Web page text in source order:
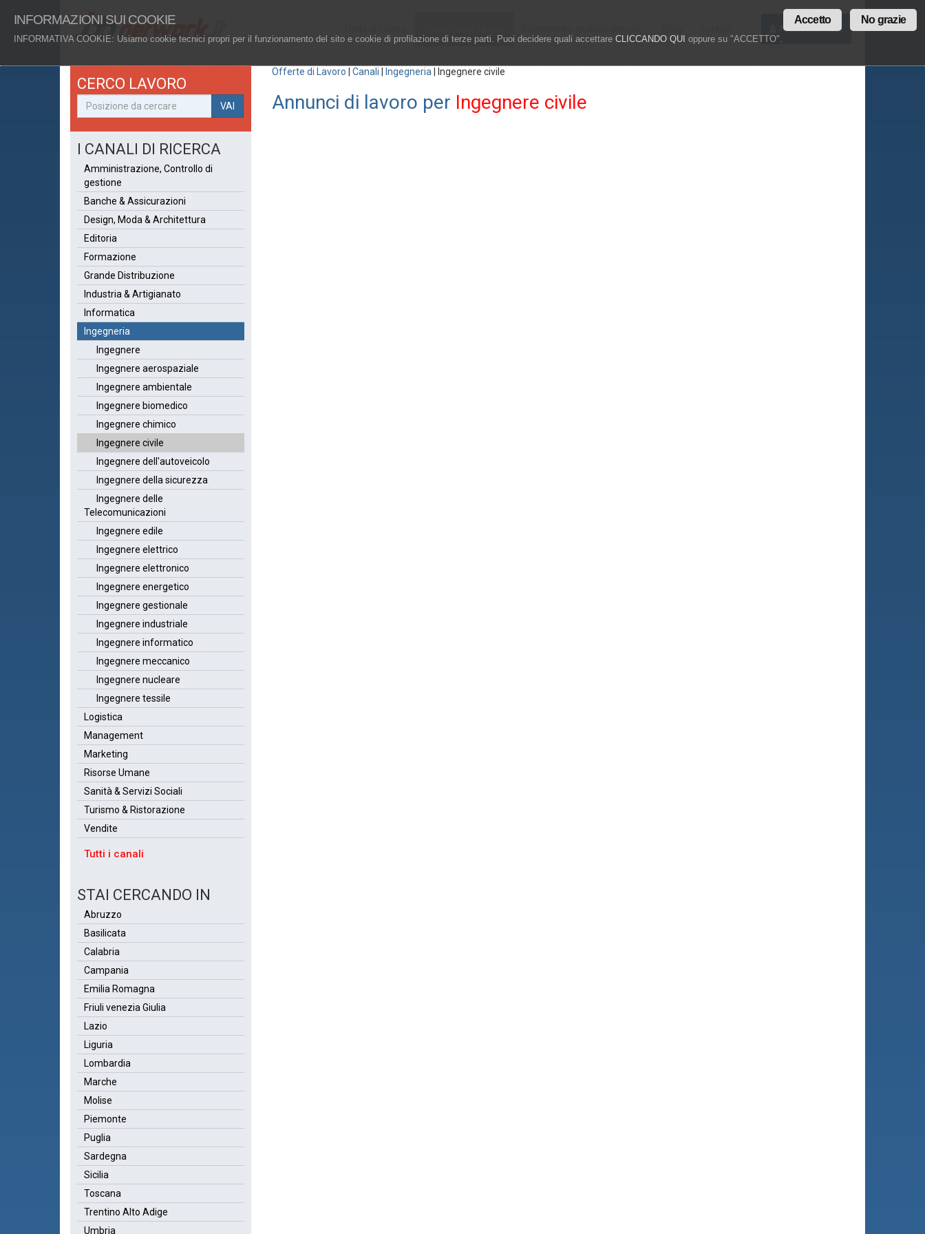
Area Riservata
Offerte di Lavoro Canali Ingegneria Ingegnere civile
Annunci di lavoro per Ingegnere civile
CERCO LAVORO
VAI
I CANALI DI RICERCA
Amministrazione, Controllo di
gestione
Banche & Assicurazioni
Design, Moda & Architettura
Editoria
Formazione
Grande Distribuzione
Industria & Artigianato
Informatica
Ingegneria
Ingegnere
Ingegnere aerospaziale
Ingegnere ambientale
Ingegnere biomedico
Ingegnere chimico
Ingegnere civile
Ingegnere dell'autoveicolo
Ingegnere della sicurezza
Ingegnere delle
Telecomunicazioni
Ingegnere edile
Ingegnere elettrico
Ingegnere elettronico
Ingegnere energetico
Ingegnere gestionale
Ingegnere industriale
Ingegnere informatico
Ingegnere meccanico
Ingegnere nucleare
Ingegnere tessile
Logistica
Management
Marketing
Risorse Umane
Sanità & Servizi Sociali
Turismo & Ristorazione
Vendite
Tutti i canali
STAI CERCANDO IN
Abruzzo
Basilicata
Calabria
Campania
Emilia Romagna
Friuli venezia Giulia
Lazio
Liguria
Lombardia
Marche
Molise
Piemonte
Puglia
Sardegna
Sicilia
Toscana
Trentino Alto Adige
Umbria
INFORMAZIONI SUI COOKIE
INFORMATIVA COOKIE: Usiamo cookie tecnici propri per il funzionamento del sito e cookie di profilazione di terze parti. Puoi decidere quali accettare CLICCANDO QUI oppure su "ACCETTO".
No grazie
Accetto